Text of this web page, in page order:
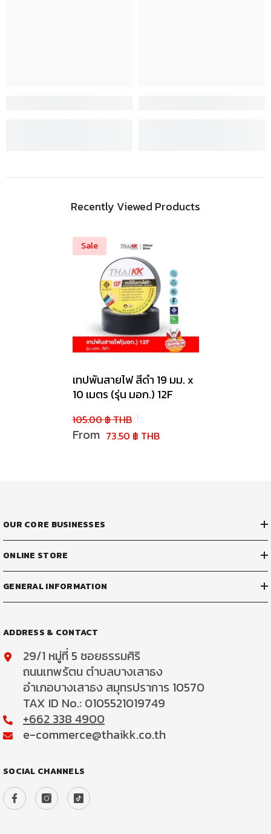
Recently Viewed Products
Sale
เทปพันสายไฟ สีดำ 19 มม. x
10 เมตร (รุ่น มอก.) 12F
105.00 ฿ THB
From 73.50 ฿ THB
OUR CORE BUSINESSES
ONLINE STORE
GENERAL INFORMATION
ADDRESS & CONTACT
29/1 หมู่ที่ 5 ซอยธรรมศิริ
ถนนเทพรัตน ตำบลบางเสาธง
อำเภอบางเสาธง สมุทรปราการ 10570
TAX ID No.: 0105521019749
+662 338 4900
e-commerce@thaikk.co.th
SOCIAL CHANNELS